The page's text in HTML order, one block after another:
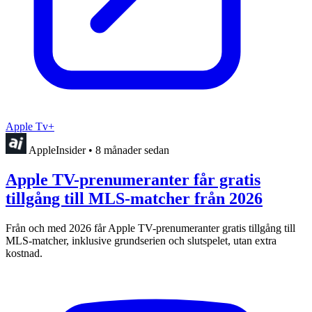
Apple Tv+
AppleInsider • 8 månader sedan
Apple TV-prenumeranter får gratis
tillgång till MLS-matcher från 2026
Från och med 2026 får Apple TV-prenumeranter gratis tillgång till
MLS-matcher, inklusive grundserien och slutspelet, utan extra
kostnad.